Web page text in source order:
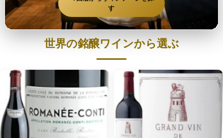
す
世界の銘醸ワインから選ぶ